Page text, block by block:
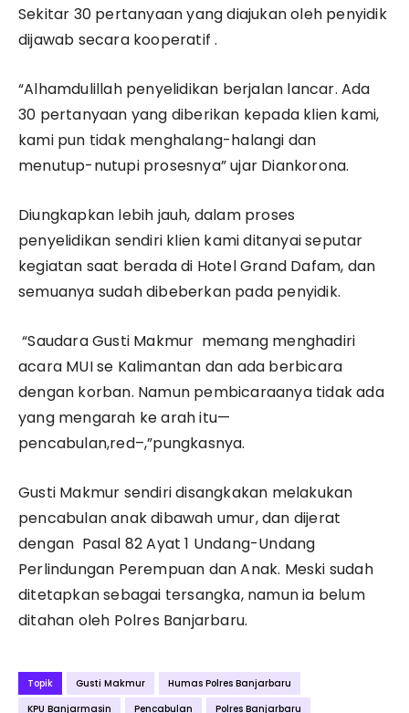
Sekitar 30 pertanyaan yang diajukan oleh penyidik
dijawab secara kooperatif .
“Alhamdulillah penyelidikan berjalan lancar. Ada
30 pertanyaan yang diberikan kepada klien kami,
kami pun tidak menghalang-halangi dan
menutup-nutupi prosesnya” ujar Diankorona.
Diungkapkan lebih jauh, dalam proses
penyelidikan sendiri klien kami ditanyai seputar
kegiatan saat berada di Hotel Grand Dafam, dan
semuanya sudah dibeberkan pada penyidik.
“Saudara Gusti Makmur memang menghadiri
acara MUI se Kalimantan dan ada berbicara
dengan korban. Namun pembicaraanya tidak ada
yang mengarah ke arah itu—
pencabulan,red–,”pungkasnya.
Gusti Makmur sendiri disangkakan melakukan
pencabulan anak dibawah umur, dan dijerat
dengan Pasal 82 Ayat 1 Undang-Undang
Perlindungan Perempuan dan Anak. Meski sudah
ditetapkan sebagai tersangka, namun ia belum
ditahan oleh Polres Banjarbaru.
Topik Gusti Makmur
Humas Polres Banjarbaru
KPU Banjarmasin
Pencabulan Polres Banjarbaru